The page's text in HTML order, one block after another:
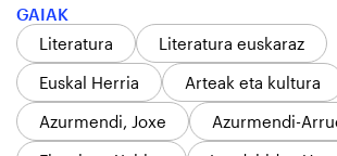
GAIAK
Literatura
Literatura euskaraz
Euskal Herria
Arteak eta kultura
Azurmendi, Joxe
Azurmendi-